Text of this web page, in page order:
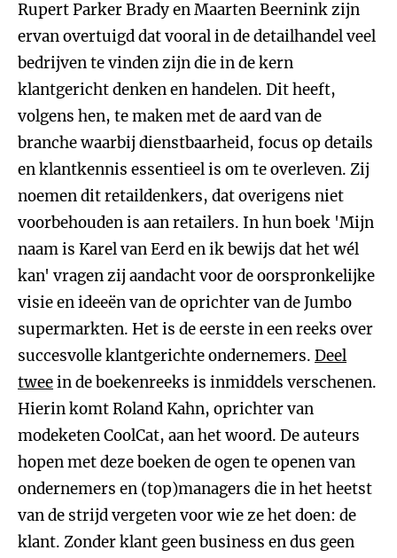
Rupert Parker Brady en Maarten Beernink zijn
ervan overtuigd dat vooral in de detailhandel veel
bedrijven te vinden zijn die in de kern
klantgericht denken en handelen. Dit heeft,
volgens hen, te maken met de aard van de
branche waarbij dienstbaarheid, focus op details
en klantkennis essentieel is om te overleven. Zij
noemen dit retaildenkers, dat overigens niet
voorbehouden is aan retailers. In hun boek 'Mijn
naam is Karel van Eerd en ik bewijs dat het wél
kan' vragen zij aandacht voor de oorspronkelijke
visie en ideeën van de oprichter van de Jumbo
supermarkten. Het is de eerste in een reeks over
succesvolle klantgerichte ondernemers. Deel
tweein de boekenreeks is inmiddels verschenen.
Hierin komt Roland Kahn, oprichter van
modeketen CoolCat, aan het woord. De auteurs
hopen met deze boeken de ogen te openen van
ondernemers en (top)managers die in het heetst
van de strijd vergeten voor wie ze het doen: de
klant. Zonder klant geen business en dus geen